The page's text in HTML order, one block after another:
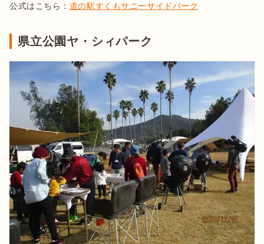
公式はこちら： 道の駅すくもサニーサイドパーク
県立公園ヤ・シィパーク